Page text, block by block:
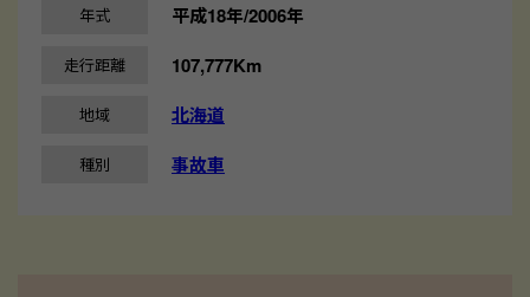
年式 平成18年/2006年
走行距離 107,777Km
地域 北海道
種別 事故車